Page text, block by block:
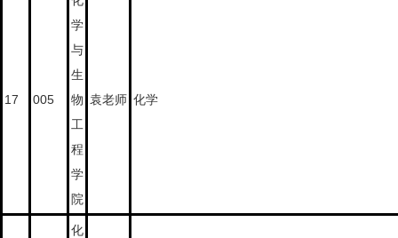
17 005
学
与
生
物
工
程
学
院
袁老师 化学
化